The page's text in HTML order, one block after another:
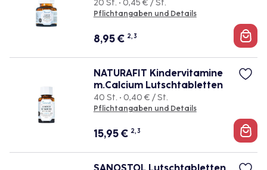
20 St. • 0,45 € / St.
Pflichtangaben und Details
8,95€ 2, 3
NATURAFIT Kindervitamine
m.Calcium Lutschtabletten
40 St. • 0,40 € / St.
Pflichtangaben und Details
15,95€ 2, 3